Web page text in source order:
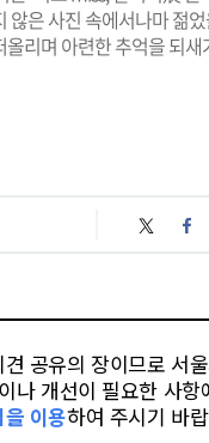
않은 사진 속에서나마 젊
리며 아련한 추억을 되
트 페
공유의 장이므로 서
나 개선이 필요한 사항
이용하여 주시기 바